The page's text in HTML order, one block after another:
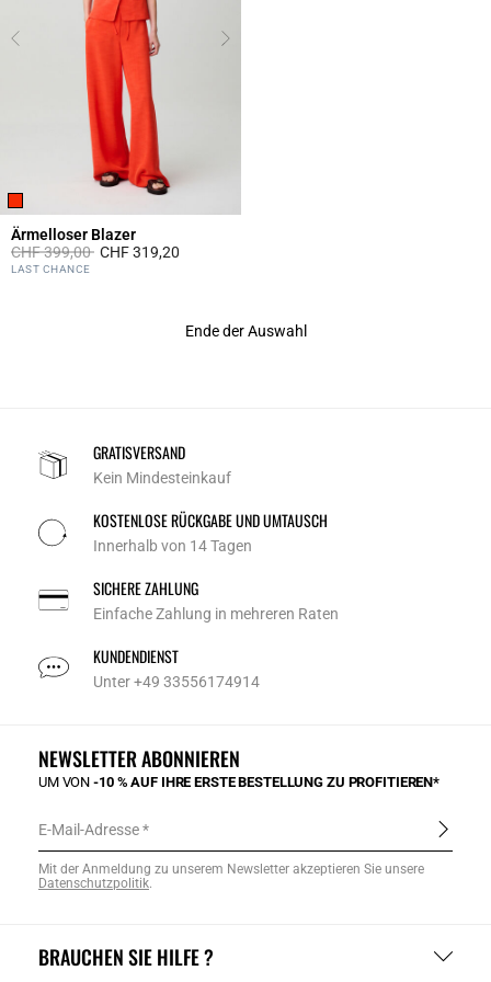
Ärmelloser Blazer
Price reduced from
CHF 399,00toCHF 319,20
5 out of 5 Customer Rating
LAST CHANCE
Ende der Auswahl
GRATISVERSAND
Kein Mindesteinkauf
KOSTENLOSE RÜCKGABE UND UMTAUSCH
Innerhalb von 14 Tagen
SICHERE ZAHLUNG
Einfache Zahlung in mehreren Raten
KUNDENDIENST
Unter +49 33556174914
BRAUCHEN SIE HILFE ?
NEWSLETTER ABONNIEREN
UM VON-10 % AUF IHRE ERSTE BESTELLUNG ZU PROFITIEREN*
E-Mail-Adresse
Mit der Anmeldung zu unserem Newsletter akzeptieren Sie unsere
Datenschutzpolitik.